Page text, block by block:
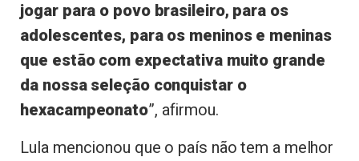
jogar para o povo brasileiro, para os
adolescentes, para os meninos e meninas
que estão com expectativa muito grande
da nossa seleção conquistar o
hexacampeonato”, afirmou.
Lula mencionou que o país não tem a melhor